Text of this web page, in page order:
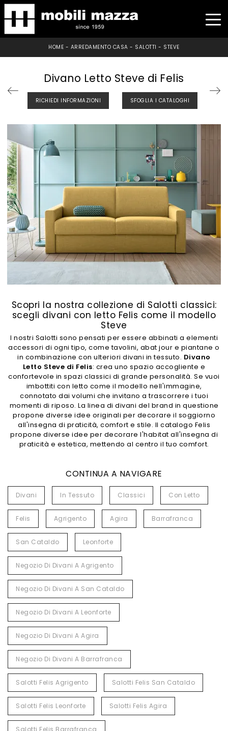
HOME - ARREDAMENTO CASA - SALOTTI - STEVE
Divano Letto Steve di Felis
RICHIEDI INFORMAZIONI SFOGLIA I CATALOGHI
Scopri la nostra collezione di Salotti classici:
scegli divani con letto Felis come il modello
Steve
I nostri Salotti sono pensati per essere abbinati a elementi
accessori di ogni tipo, come tavolini, abat jour e piantane o
in combinazione con ulteriori divani in tessuto. Divano
Letto Steve di Felis: crea uno spazio accogliente e
confortevole in spazi classici di grande personalità. Se vuoi
imbottiti con letto come il modello nell'immagine,
connotato dai volumi che invitano a trascorrere i tuoi
momenti di riposo. La linea di divani del brand in questione
propone diverse idee originali per decorare il soggiorno
all'insegna di praticità, comfort e stile. Il catalogo Felis
propone diverse idee per decorare l'habitat all'insegna di
praticità e estetica, mettendo al centro il tuo comfort.
CONTINUA A NAVIGARE
Divani In Tessuto Classici Con Letto
Felis Agrigento Agira Barrafranca
San Cataldo Leonforte
Negozio Di Divani A Agrigento
Negozio Di Divani A San Cataldo
Negozio Di Divani A Leonforte
Negozio Di Divani A Agira
Negozio Di Divani A Barrafranca
Salotti Felis Agrigento Salotti Felis San Cataldo
Salotti Felis Leonforte Salotti Felis Agira
Salotti Felis Barrafranca